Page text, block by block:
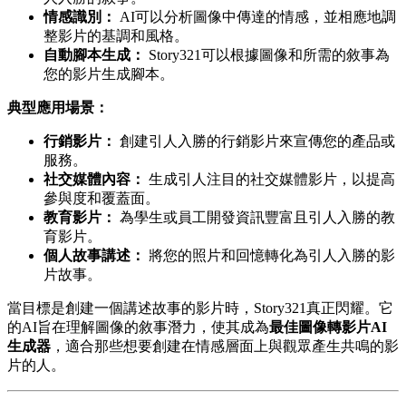
情感識別：
AI可以分析圖像中傳達的情感，並相應地調
整影片的基調和風格。
自動腳本生成：
Story321可以根據圖像和所需的敘事為
您的影片生成腳本。
典型應用場景：
行銷影片： 創建引人入勝的行銷影片來宣傳您的產品或
服務。
社交媒體內容： 生成引人注目的社交媒體影片，以提高
參與度和覆蓋面。
教育影片： 為學生或員工開發資訊豐富且引人入勝的教
育影片。
個人故事講述：
將您的照片和回憶轉化為引人入勝的影
片故事。
當目標是創建一個講述故事的影片時，Story321真正閃耀。它
的AI旨在理解圖像的敘事潛力，使其成為最佳圖像轉影片AI
生成器 ，適合那些想要創建在情感層面上與觀眾產生共鳴的影
片的人。